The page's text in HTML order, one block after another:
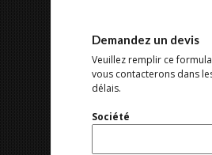
Demandez un devis
Veuillez remplir ce
vous contacterons dans
délais.
Société